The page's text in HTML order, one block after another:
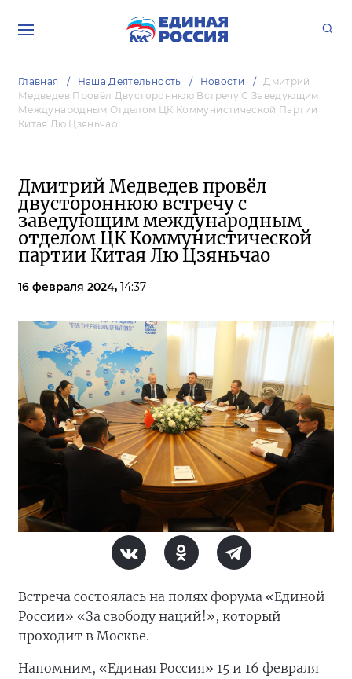
Главная Наша Деятельность Новости
Дмитрий
Медведев Провёл Двустороннюю Встречу С Заведующим
Международным Отделом ЦК Коммунистической Партии
Китая Лю Цзяньчао
Дмитрий Медведев провёл
двустороннюю встречу с
заведующим международным
отделом ЦК Коммунистической
партии Китая Лю Цзяньчао
16 февраля 2024, 14:37
Встреча состоялась на полях форума «Единой
России» «За свободу наций!», который
проходит в Москве.
Напомним, «Единая Россия» 15 и 16 февраля